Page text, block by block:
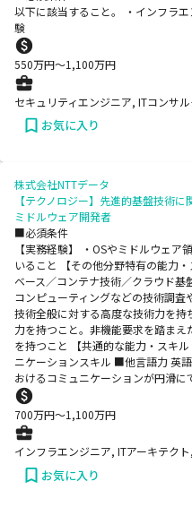
以下に該当すること。 ・インフラ
験
550万円〜1,100万円
セキュリティエンジニア, ITコンサル
お気に入り
株式会社NTTデータ
【テクノロジー】先進的基盤技術
ミドルウェア開発者
■必須条件
【実務経験】 ・OSやミドルウェ
いること 【その他分野特有の能力
ベース／コンテナ技術／クラウド
コンピューティングなどの技術調
技術全般に対する高度な技術力を
力を持つこと。非機能要求を踏ま
を持つこと 【共通的な能力・スキ
ニケーションスキル ■他言語力 英
おけるコミュニケーションが円滑に
700万円〜1,100万円
インフラエンジニア, ITアーキテク
お気に入り